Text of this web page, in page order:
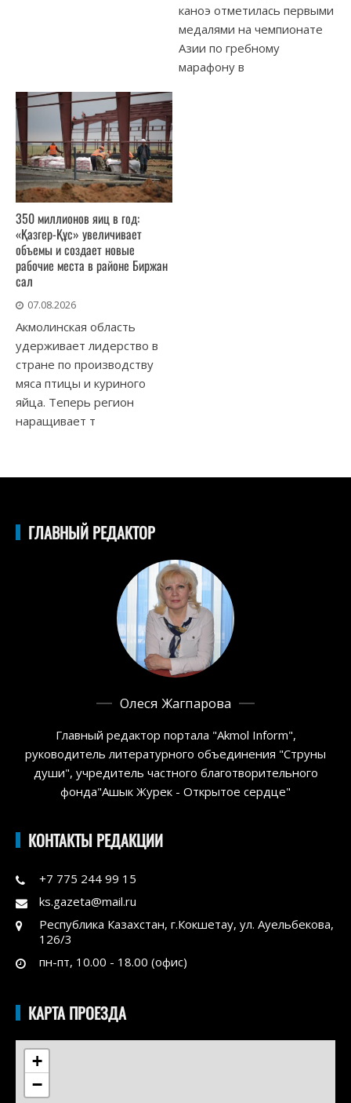
каноэ отметилась первыми
медалями на чемпионате
Азии по гребному
марафону в
350 миллионов яиц в год:
«Қазгер-Құс» увеличивает
объемы и создает новые
рабочие места в районе Биржан
сал
07.08.2026
Акмолинская область
удерживает лидерство в
стране по производству
мяса птицы и куриного
яйца. Теперь регион
наращивает т
ГЛАВНЫЙ РЕДАКТОР
Олеся Жагпарова
Главный редактор портала "Akmol Inform",
руководитель литературного объединения "Струны
души", учредитель частного благотворительного
фонда"Ашык Журек - Открытое сердце"
КОНТАКТЫ РЕДАКЦИИ
+7 775 244 99 15
ks.gazeta@mail.ru
Республика Казахстан, г.Кокшетау, ул. Ауельбекова,
126/3
пн-пт, 10.00 - 18.00 (офис)
КАРТА ПРОЕЗДА
+
−